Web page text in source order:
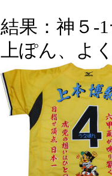
結果：神５ -1
上ぽん、よ